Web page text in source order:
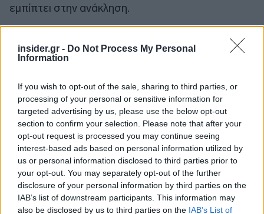
insider.gr - Do Not Process My Personal
Information
If you wish to opt-out of the sale, sharing to third parties, or
processing of your personal or sensitive information for
targeted advertising by us, please use the below opt-out
section to confirm your selection. Please note that after your
opt-out request is processed you may continue seeing
interest-based ads based on personal information utilized by
us or personal information disclosed to third parties prior to
your opt-out. You may separately opt-out of the further
disclosure of your personal information by third parties on the
IAB’s list of downstream participants. This information may
also be disclosed by us to third parties on the IAB’s List of
εμπίπτει στην ανάκληση.
πρώτοι όλες τιςειδήσειςαπό την Ελλάδα και τον κόσμο.